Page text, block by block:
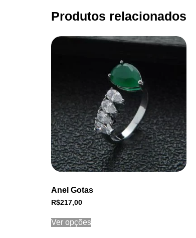
Produtos relacionados
Anel Gotas
R$217,00
Ver opções